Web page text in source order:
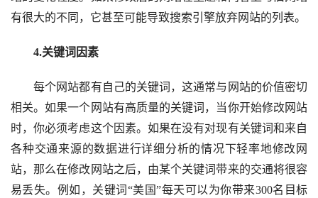
有很大的不同，它甚至可能导致搜索引擎放弃网站的列表。
4.关键词因素
每个网站都有自己的关键词，这通常与网站的价值密切
相关。如果一个网站有高质量的关键词，当你开始修改网站
时，你必须考虑这个因素。如果在没有对现有关键词和来自
各种交通来源的数据进行详细分析的情况下轻率地修改网
站，那么在修改网站之后，由某个关键词带来的交通将很容
易丢失。例如，关键词“美国”每天可以为你带来300名目标